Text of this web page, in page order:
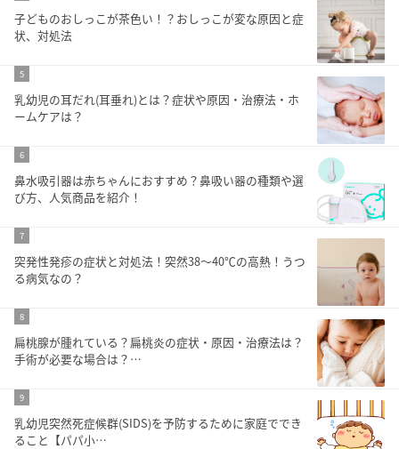
子どものおしっこが茶色い！？おしっこが変な原因と症
状、対処法
5
乳幼児の耳だれ(耳垂れ)とは？症状や原因・治療法・ホ
ームケアは？
6
鼻水吸引器は赤ちゃんにおすすめ？鼻吸い器の種類や選
び方、人気商品を紹介！
7
突発性発疹の症状と対処法！突然38～40℃の高熱！うつ
る病気なの？
8
扁桃腺が腫れている？扁桃炎の症状・原因・治療法は？
手術が必要な場合は？…
9
乳幼児突然死症候群(SIDS)を予防するために家庭ででき
ること【パパ小…